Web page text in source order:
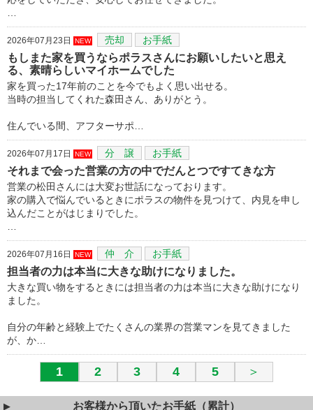
2026年07月23日 NEW 売却 お手紙
もしまた家を買うならポラスさんにお願いしたいと思え
る、素晴らしいマイホームでした
家を買った17年前のことを今でもよく思い出せる。
当時の担当してくれた森田さん、ありがとう。
住んでいる間、アフターサポ…
2026年07月17日 NEW 分 譲 お手紙
それまで会った営業の方の中でだんとつですてきな方
営業の松田さんには大変お世話になっております。
家の購入で悩んでいるときにポラスの物件を見つけて、内見を申し
込んだことがはじまりでした。
2026年07月16日 NEW 仲 介 お手紙
担当者の力は本当に大きな助けになりました。
大きな買い物をするときには担当者の力は本当に大きな助けになり
ました。
自分の年齢と経験上でたくさんの業界の営業マンを見てきました
が、か…
1 2 3 4 5 ＞
お客様から頂いたお手紙（累計）